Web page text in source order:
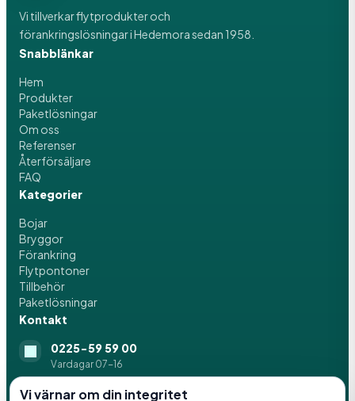
Vi värnar om din integritet
Vi tillverkar flytprodukter och
förankringslösningar i Hedemora sedan 1958.
Snabblänkar
Hem
Produkter
Paketlösningar
Om oss
Referenser
Återförsäljare
FAQ
Kategorier
Bojar
Bryggor
Förankring
Flytpontoner
Tillbehör
Paketlösningar
Kontakt
0225-59 59 00
Vardagar 07-16
info@svenskaflytblock.se